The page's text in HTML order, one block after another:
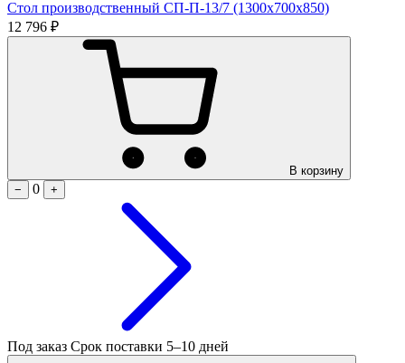
Стол производственный СП-П-13/7 (1300х700х850)
12 796 ₽
В корзину
−
0 +
Под заказ Срок поставки 5–10 дней